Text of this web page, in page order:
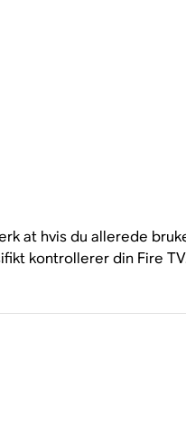
at hvis du allerede
kontrollerer din Fire